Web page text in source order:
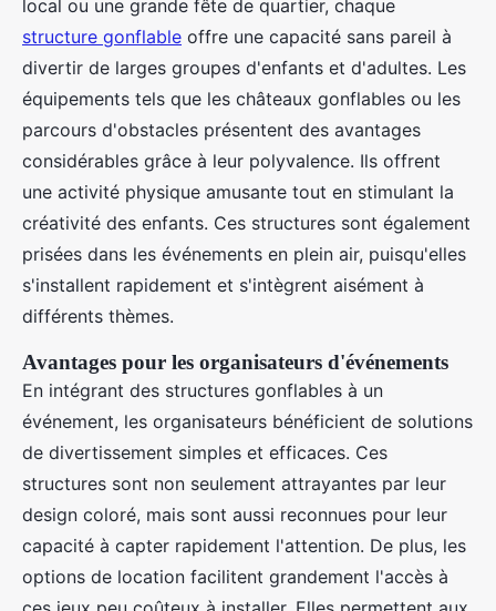
local ou une grande fête de quartier, chaque
structure gonflable offre une capacité sans pareil à
divertir de larges groupes d'enfants et d'adultes. Les
équipements tels que les châteaux gonflables ou les
parcours d'obstacles présentent des avantages
considérables grâce à leur polyvalence. Ils offrent
une activité physique amusante tout en stimulant la
créativité des enfants. Ces structures sont également
prisées dans les événements en plein air, puisqu'elles
s'installent rapidement et s'intègrent aisément à
différents thèmes.
Avantages pour les organisateurs d'événements
En intégrant des structures gonflables à un
événement, les organisateurs bénéficient de solutions
de divertissement simples et efficaces. Ces
structures sont non seulement attrayantes par leur
design coloré, mais sont aussi reconnues pour leur
capacité à capter rapidement l'attention. De plus, les
options de location facilitent grandement l'accès à